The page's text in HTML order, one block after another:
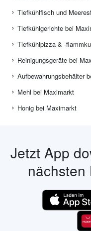
Tiefkühlfisch und
Tiefkühlgerichte bei
Tiefkühlpizza & -
Reinigungsgeräte bei
Aufbewahrungsbehälter
Mehl bei Maximarkt
Honig bei Maximarkt
Jetzt App
nächsten